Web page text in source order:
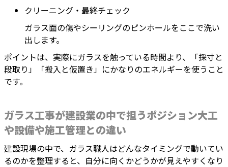
クリーニング・最終チェック
ガラス面の傷やシーリングのピンホールをここで洗い
出します。
ポイントは、実際にガラスを触っている時間より、「採寸と
段取り」「搬入と仮置き」にかなりのエネルギーを使うこと
です。
ガラス工事が建設業の中で担うポジション大工
や設備や施工管理との違い
建設現場の中で、ガラス職人はどんなタイミングで動いてい
るのかを整理すると、自分に向くかどうかが見えやすくなり